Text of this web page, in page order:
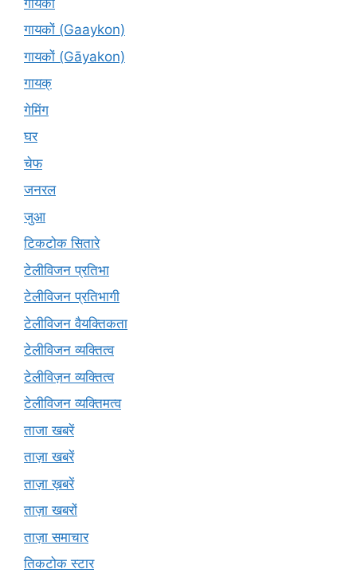
गायकों (Gaaykon)
गायकों (Gāyakon)
गायक्
गेमिंग
घर
चेफ
जनरल
जुआ
टिकटोक सितारे
टेलीविजन प्रतिभा
टेलीविजन प्रतिभागी
टेलीविजन वैयक्तिकता
टेलीविजन व्यक्तित्व
टेलीविज़न व्यक्तित्व
टेलीविजन व्यक्तिमत्व
ताजा खबरें
ताज़ा खबरें
ताज़ा ख़बरें
ताज़ा खबरों
ताज़ा समाचार
तिकटोक स्टार